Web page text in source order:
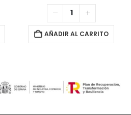
AÑADIR AL CARRITO